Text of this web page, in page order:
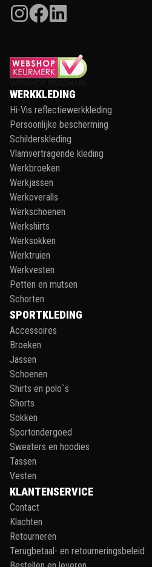
WERKKLEDING
Hi-Vis reflectiewerkkleding
Persoonlijke bescherming
Schilderskleding
Vlamvertragende kleding
Werkbroeken
Werkjassen
Werkoveralls
Werkschoenen
Werkshirts
Werksokken
Werktruien
Werkvesten
Petten en mutsen
Schorten
SPORTKLEDING
Accessoires
Broeken
Jassen
Schoenen
Shirts en polo`s
Shorts
Sokken
Sportondergoed
Sweaters en hoodies
Tassen
Vesten
KLANTENSERVICE
Contact
Klachten
Retourneren
Terugbetaal- en retourneringsbeleid